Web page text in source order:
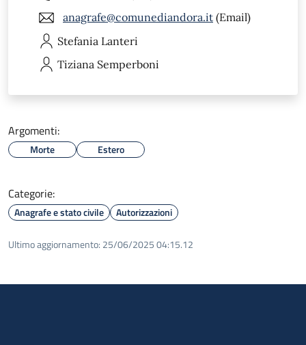
anagrafe@comunediandora.it (Email)
Stefania Lanteri
Tiziana Semperboni
Argomenti:
Morte Estero
Categorie:
Anagrafe e stato civile Autorizzazioni
Ultimo aggiornamento: 25/06/2025 04:15.12